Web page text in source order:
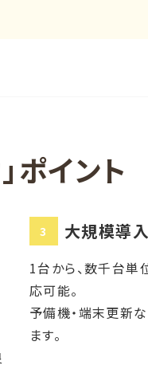
ポイント
3 大規模導
1台から、数千台
応可能。
予備機・端末更新
ます。